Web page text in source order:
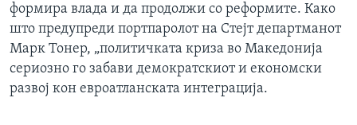
формира влада и да продолжи со реформите. Како
што предупреди портпаролот на Стејт департманот
Марк Тонер, „политичката криза во Македонија
сериозно го забави демократскиот и економски
развој кон евроатланската интеграција.